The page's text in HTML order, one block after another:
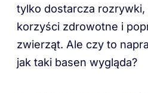
tylko dostarcza rozrywki,
korzyści zdrowotne i
zwierząt. Ale czy to
jak taki basen wygląda?